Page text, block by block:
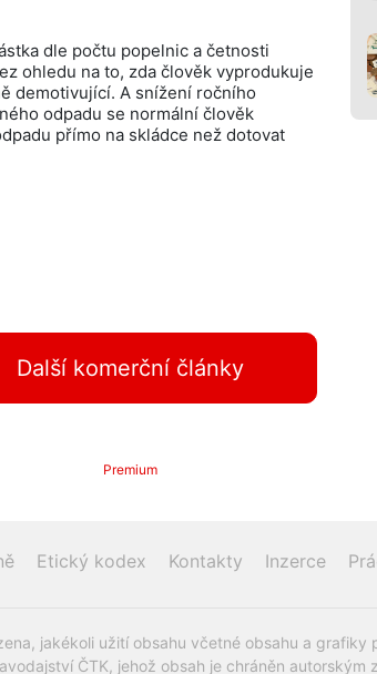
dle počtu popelnic a četnosti
ohledu na to, zda člověk vyprodukuje
demotivující. A snížení ročního
odpadu se normální člověk
přímo na skládce než dotovat
Další komerční články
Premium
Etický kodex Kontakty Inzerce
jakékoli užití obsahu včetné obsahu a grafiky
ČTK, jehož obsah je chráněn autorským